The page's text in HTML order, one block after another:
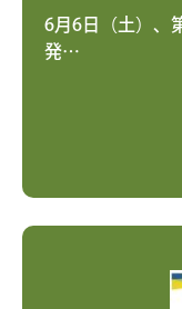
6月6日（土）、
発…